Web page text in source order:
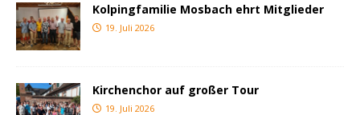
Kolpingfamilie Mosbach ehrt Mitglieder
19. Juli 2026
Kirchenchor auf großer Tour
19. Juli 2026